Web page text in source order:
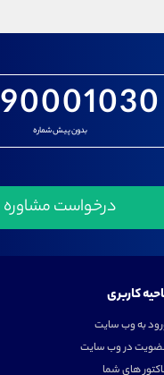
90001030
بدون پیش شماره
کاربری
به وب سایت
در وب سایت
های شما